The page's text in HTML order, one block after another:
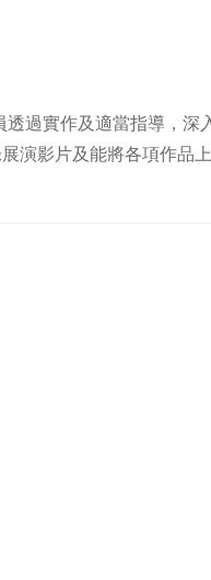
過實作及適當指導，深
演影片及能將各項作品